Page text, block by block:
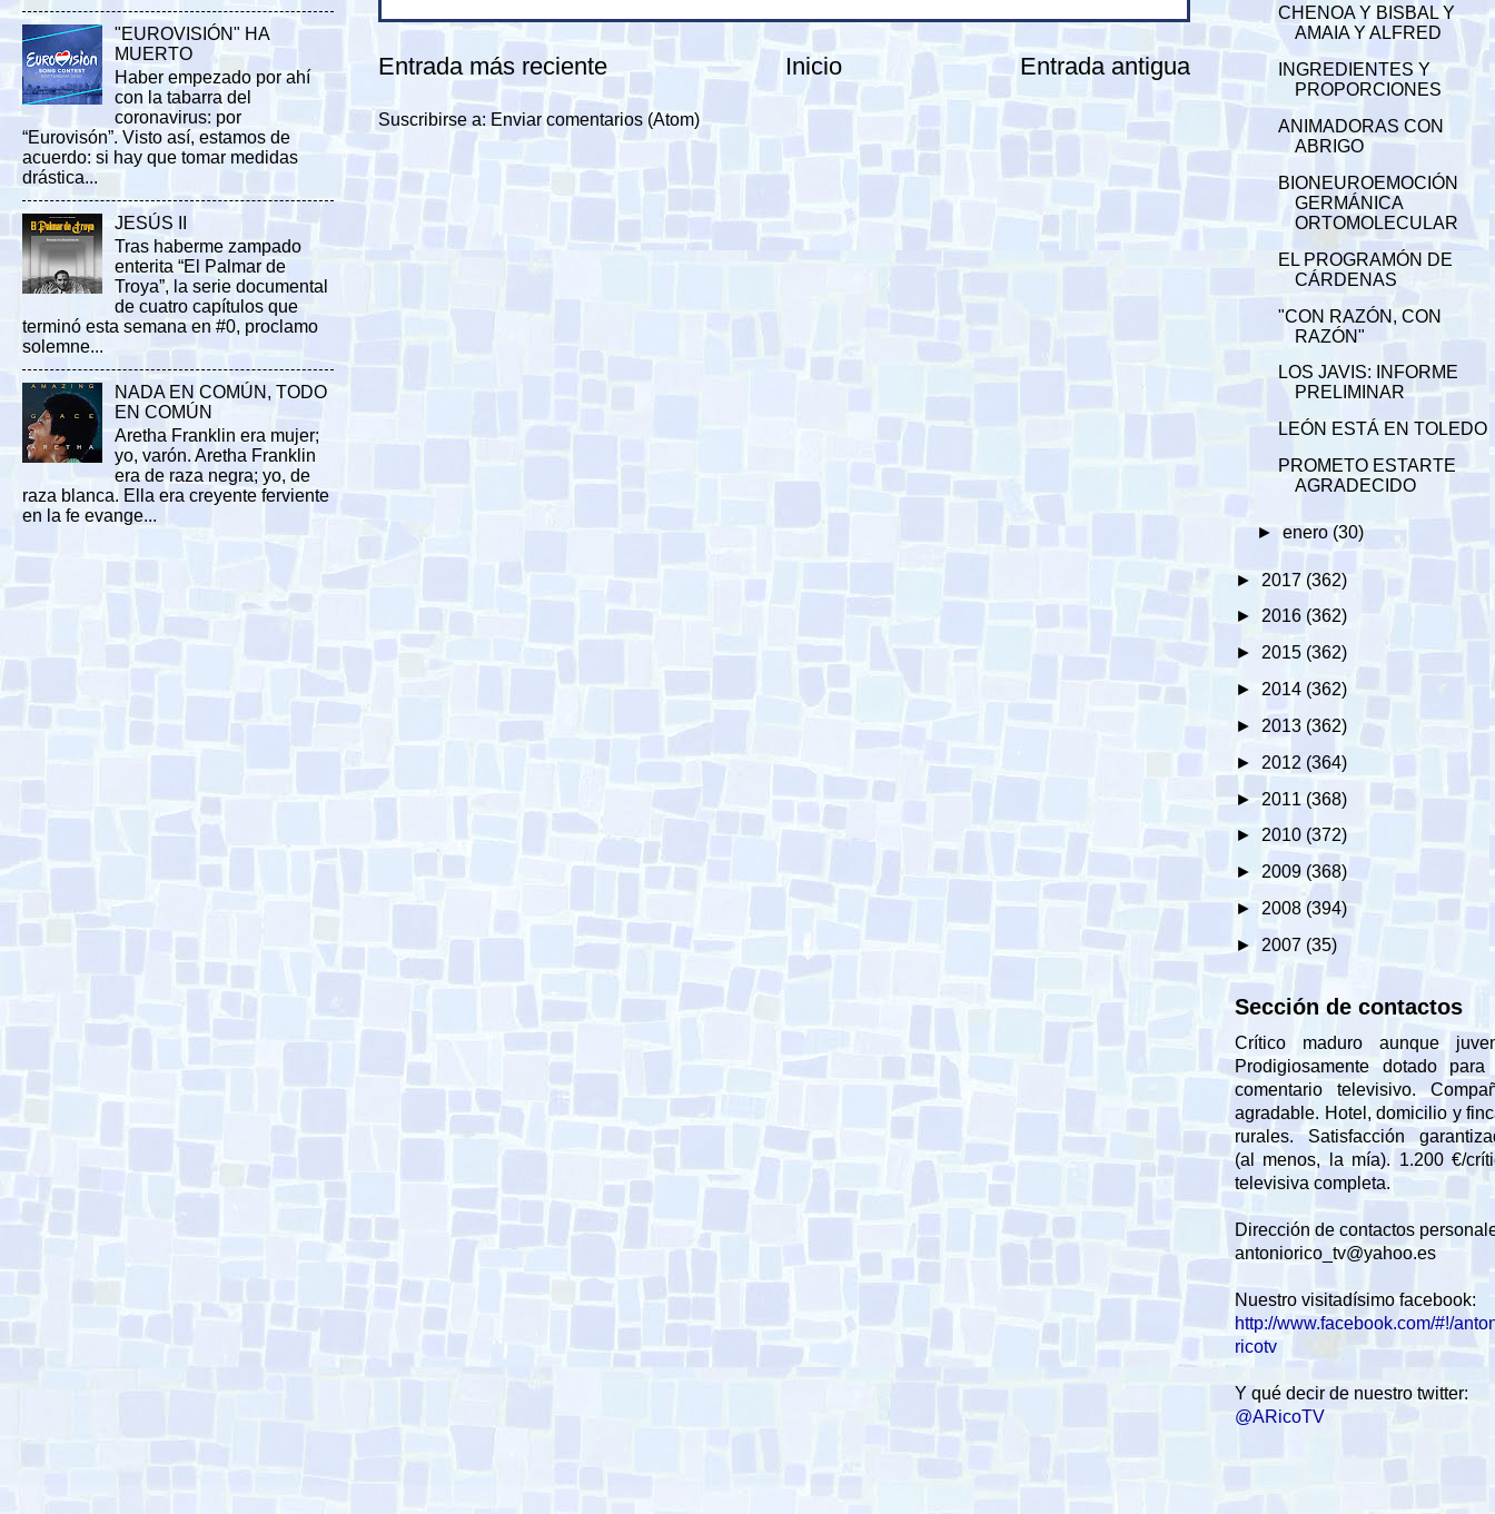
Entrada más reciente Entrada antigua
Inicio
Suscribirse a: Enviar comentarios (Atom)
"EUROVISIÓN" HA
MUERTO
Haber empezado por ahí
con la tabarra del
coronavirus: por
“Eurovisón”. Visto así, estamos de
acuerdo: si hay que tomar medidas
drástica...
JESÚS II
Tras haberme zampado
enterita “El Palmar de
Troya”, la serie documental
de cuatro capítulos que
terminó esta semana en #0, proclamo
solemne...
NADA EN COMÚN, TODO
EN COMÚN
Aretha Franklin era mujer;
yo, varón. Aretha Franklin
era de raza negra; yo, de
raza blanca. Ella era creyente ferviente
en la fe evange...
CHENOA Y BISBAL Y
AMAIA Y ALFRED
INGREDIENTES Y
PROPORCIONES
ANIMADORAS CON
ABRIGO
BIONEUROEMOCIÓN
GERMÁNICA
ORTOMOLECULAR
EL PROGRAMÓN DE
CÁRDENAS
"CON RAZÓN, CON
RAZÓN"
LOS JAVIS: INFORME
PRELIMINAR
LEÓN ESTÁ EN TOLEDO
PROMETO ESTARTE
AGRADECIDO
► enero (30)
► 2017 (362)
► 2016 (362)
► 2015 (362)
► 2014 (362)
► 2013 (362)
► 2012 (364)
►2011 (368)
► 2010 (372)
► 2009 (368)
► 2008 (394)
► 2007 (35)
Sección de contactos
Crítico maduro aunque
Prodigiosamente dotado
comentario televisivo.
agradable. Hotel, domicilio y
rurales. Satisfacción
(al menos, la mía). 1.200 €/
televisiva completa.
Dirección de contactos
antoniorico_tv@yahoo.es
Nuestro visitadísimo facebook:
http://www.facebook.com/#!/
ricotv
Y qué decir de nuestro twitter:
@ARicoTV